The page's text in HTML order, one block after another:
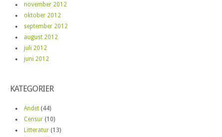
november 2012
oktober 2012
september 2012
august 2012
juli 2012
juni 2012
KATEGORIER
Andet (44)
Censur (10)
Litteratur (13)